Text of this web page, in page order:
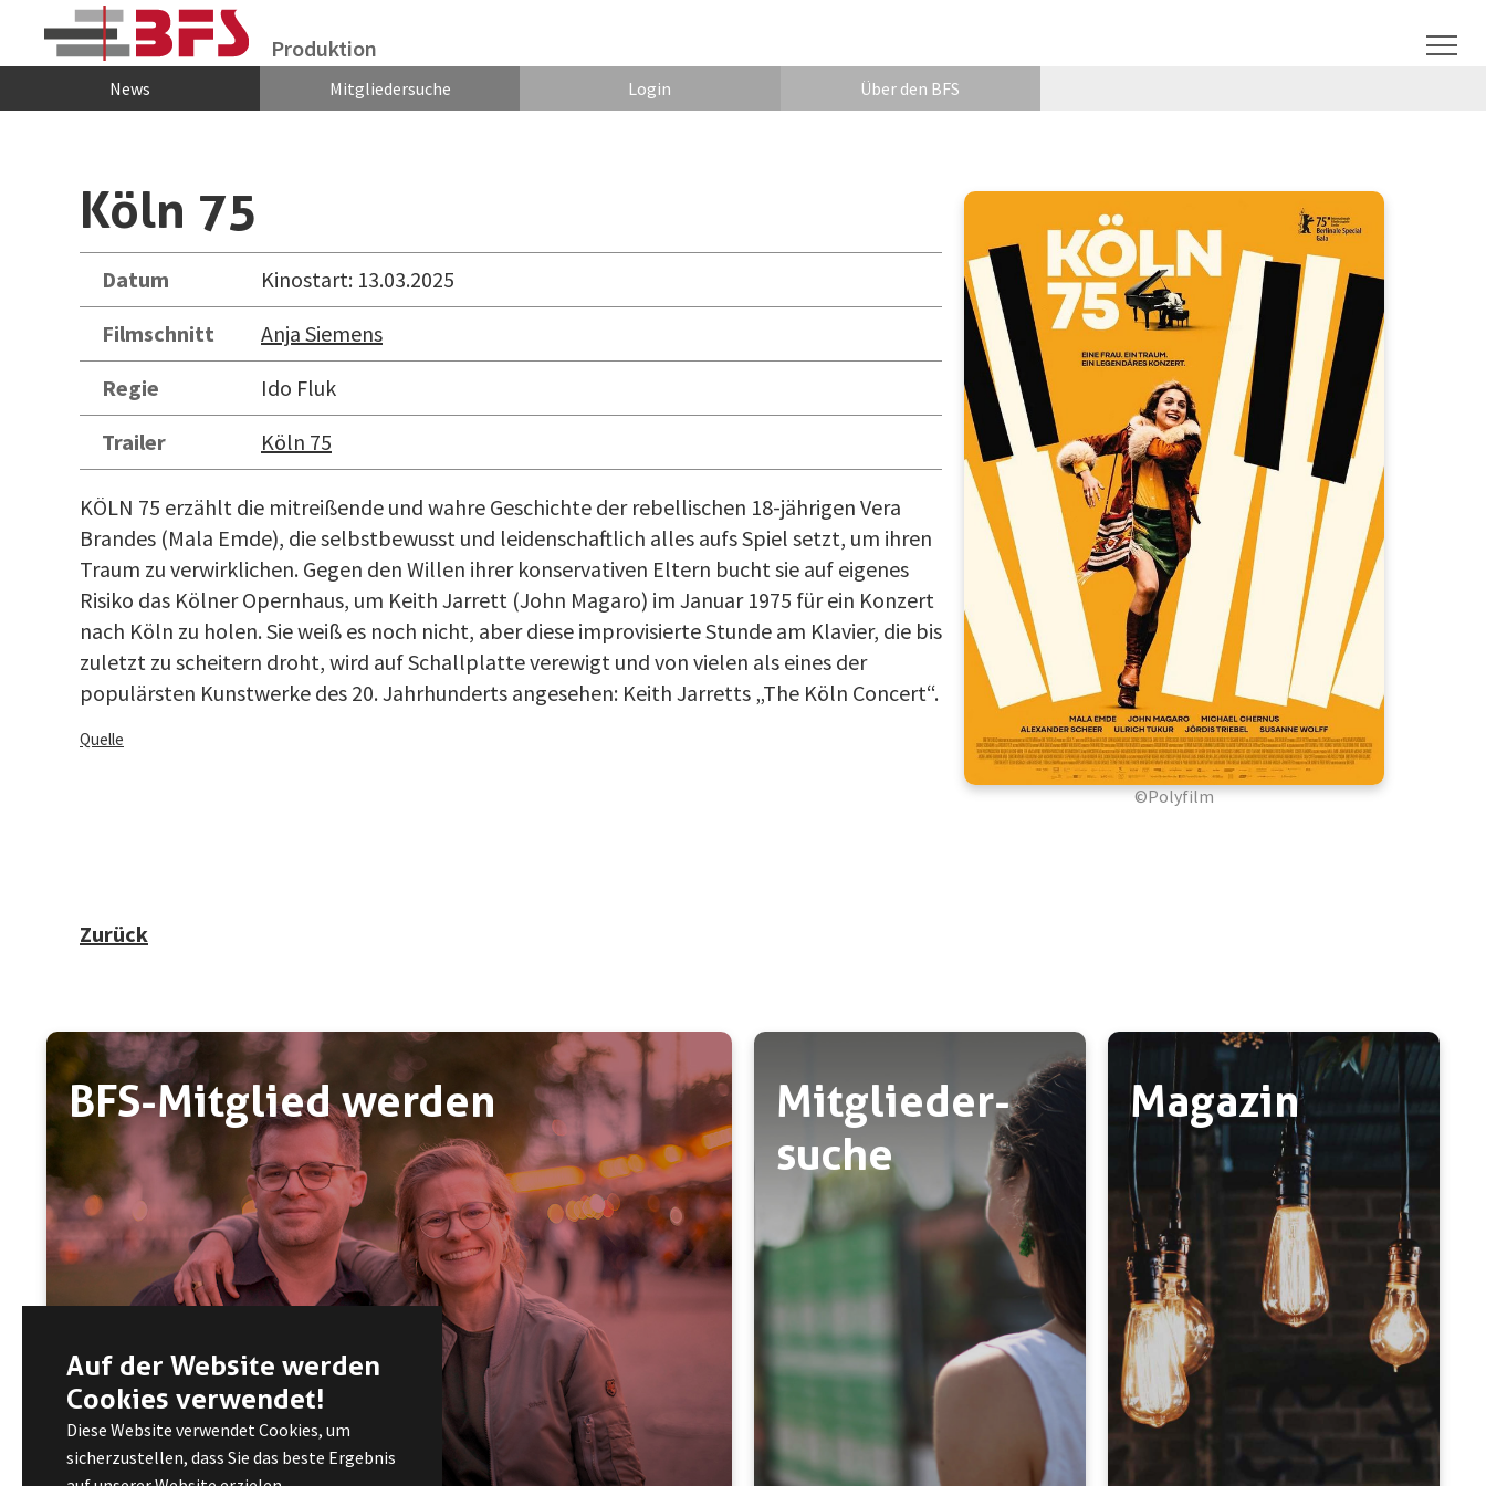
Auf der Website werden
Cookies verwendet!
Diese Website verwendet Cookies, um
sicherzustellen, dass Sie das beste Ergebnis
Zum Hauptinhalt springen
Produktion
News Mitgliedersuche Login Über den BFS
Köln 75
Datum
Kinostart: 13.03.2025
Filmschnitt
Anja Siemens
Regie
Ido Fluk
Trailer
Köln 75
KÖLN 75 erzählt die mitreißende und wahre Geschichte der rebellischen 18-jährigen Vera
Brandes (Mala Emde), die selbstbewusst und leidenschaftlich alles aufs Spiel setzt, um ihren
Traum zu verwirklichen. Gegen den Willen ihrer konservativen Eltern bucht sie auf eigenes
Risiko das Kölner Opernhaus, um Keith Jarrett (John Magaro) im Januar 1975 für ein Konzert
nach Köln zu holen. Sie weiß es noch nicht, aber diese improvisierte Stunde am Klavier, die bis
zuletzt zu scheitern droht, wird auf Schallplatte verewigt und von vielen als eines der
populärsten Kunstwerke des 20. Jahrhunderts angesehen: Keith Jarretts „The Köln Concert“.
Quelle
©Polyfilm
Zurück
BFS-Mitglied werden
Mitglieder­
suche
Magazin